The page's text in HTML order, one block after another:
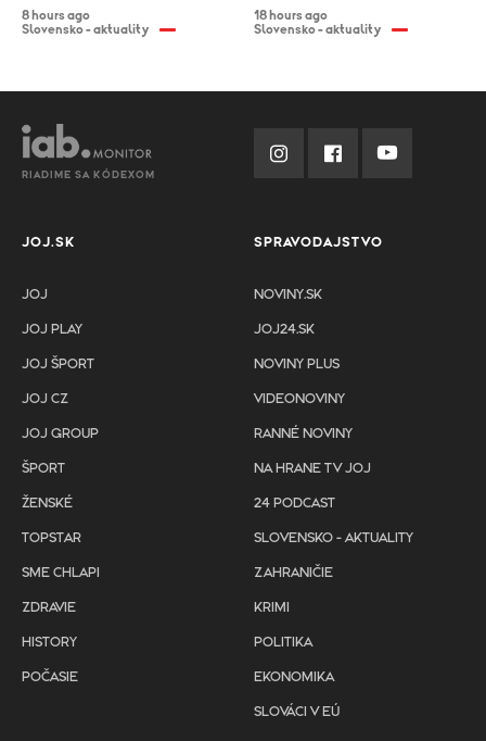
8 hours ago
Slovensko - aktuality
meškania
18 hours ago
Slovensko - aktuality
RIADIME SA KÓDEXOM
JOJ.SK
JOJ
JOJ PLAY
JOJ ŠPORT
JOJ CZ
JOJ GROUP
ŠPORT
ŽENSKÉ
TOPSTAR
SME CHLAPI
ZDRAVIE
HISTORY
POČASIE
SPRAVODAJSTVO
NOVINY.SK
JOJ24.SK
NOVINY PLUS
VIDEONOVINY
RANNÉ NOVINY
NA HRANE TV JOJ
24 PODCAST
SLOVENSKO - AKTUALITY
ZAHRANIČIE
KRIMI
POLITIKA
EKONOMIKA
SLOVÁCI V EÚ